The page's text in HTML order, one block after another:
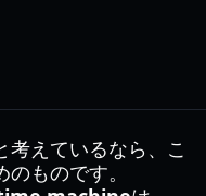
考えているなら、こ
ものです。